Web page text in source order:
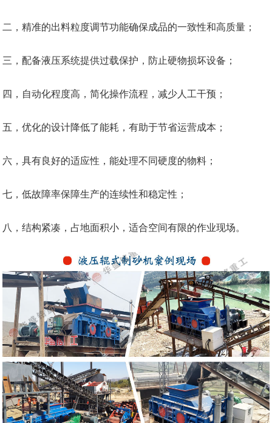
二，精准的出料粒度调节功能确保成品的一致性和高质量；
三，配备液压系统提供过载保护，防止硬物损坏设备；
四，自动化程度高，简化操作流程，减少人工干预；
五，优化的设计降低了能耗，有助于节省运营成本；
六，具有良好的适应性，能处理不同硬度的物料；
七，低故障率保障生产的连续性和稳定性；
八，结构紧凑，占地面积小，适合空间有限的作业现场。